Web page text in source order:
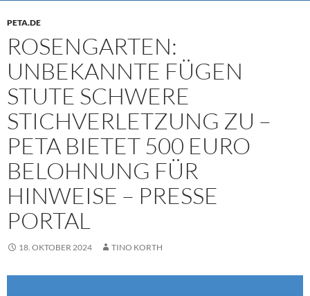
PETA.DE
ROSENGARTEN:
UNBEKANNTE FÜGEN
STUTE SCHWERE
STICHVERLETZUNG ZU –
PETA BIETET 500 EURO
BELOHNUNG FÜR
HINWEISE – PRESSE
PORTAL
18. OKTOBER 2024 TINO KORTH